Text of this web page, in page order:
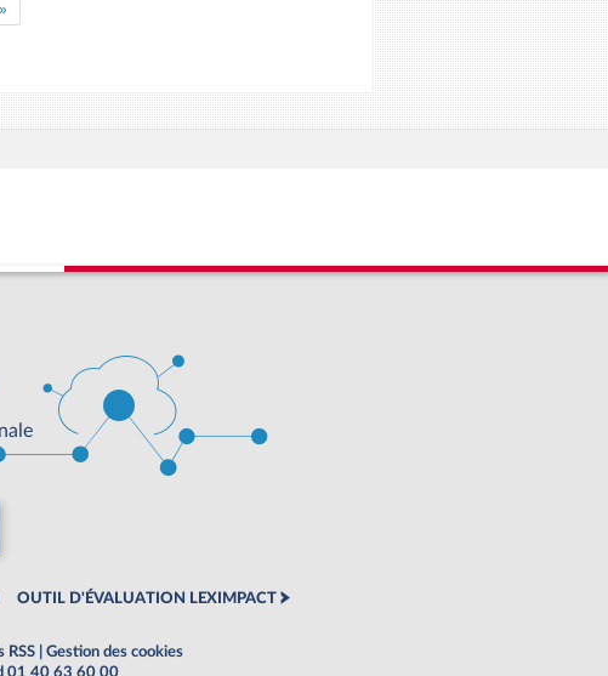
OUTIL D'ÉVALUATION LEXIMPACT
RSS
Gestion des cookies
01 40 63 60 00